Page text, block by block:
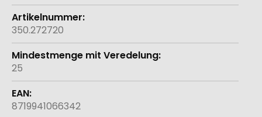
350.272720
25
8719941066342